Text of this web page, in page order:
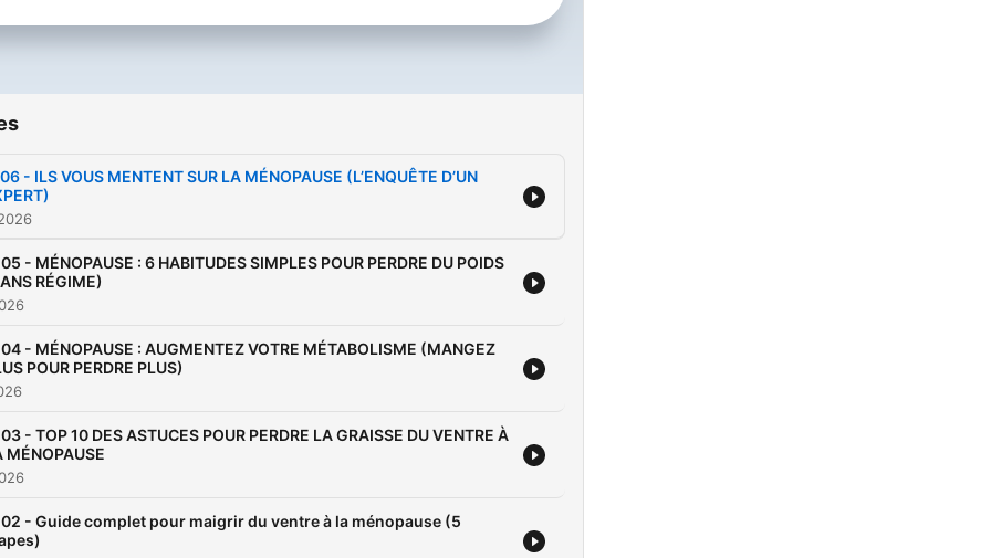
- ILS VOUS MENTENT SUR LA MÉNOPAUSE (L’ENQUÊTE D’UN
- MÉNOPAUSE : 6 HABITUDES SIMPLES POUR PERDRE DU POIDS
RÉGIME)
- MÉNOPAUSE : AUGMENTEZ VOTRE MÉTABOLISME (MANGEZ
POUR PERDRE PLUS)
- TOP 10 DES ASTUCES POUR PERDRE LA GRAISSE DU VENTRE À
MÉNOPAUSE
- Guide complet pour maigrir du ventre à la ménopause (5